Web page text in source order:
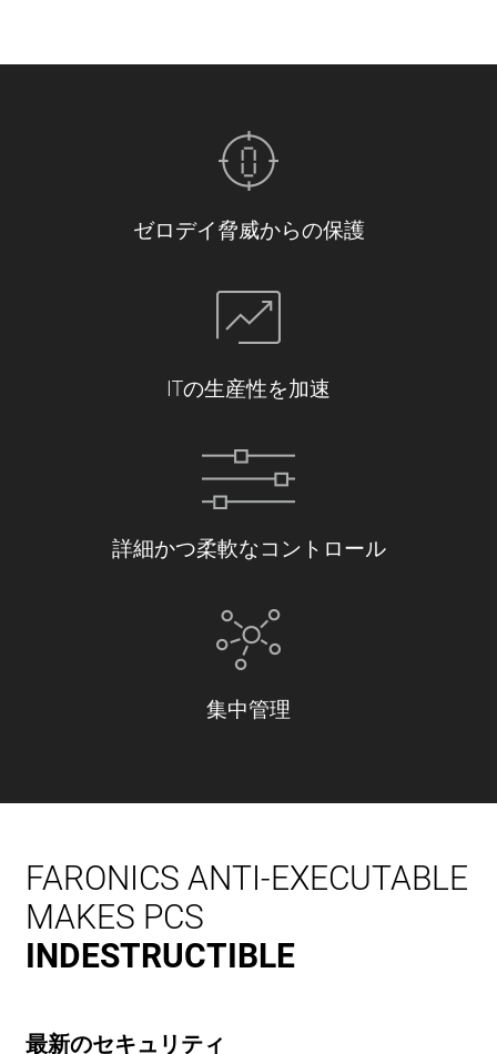
ゼロデイ脅威からの保護
ITの生産性を加速
詳細かつ柔軟なコントロール
集中管理
FARONICS ANTI-EXECUTABLE
MAKES PCS
INDESTRUCTIBLE
最新のセキュリティ